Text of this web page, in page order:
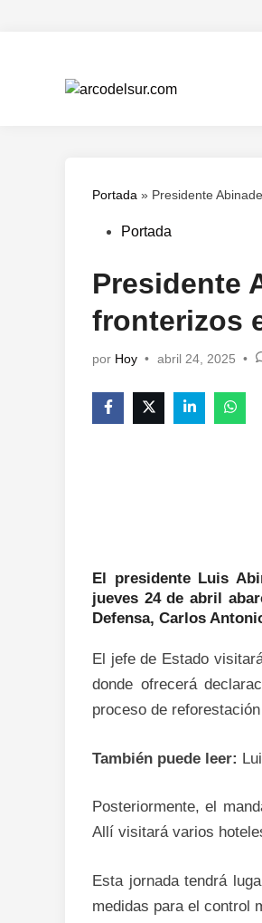
Portada » Presidente
Publicado
Portada
Presidente
fronterizos
por Hoy • abril 24, 2025 •
El presidente Luis
jueves 24 de abril
Defensa, Carlos
El jefe de Estado
donde ofrecerá
proceso de
También puede leer:
Posteriormente, el
Allí visitará varios
Esta jornada tendrá
medidas para el control